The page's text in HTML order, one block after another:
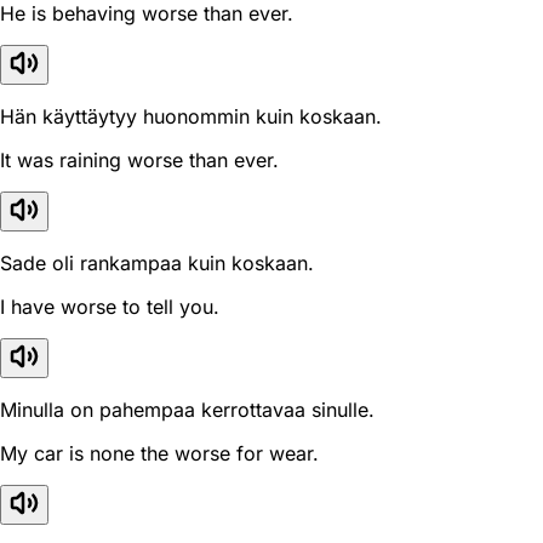
He is behaving worse than ever.
Hän käyttäytyy huonommin kuin koskaan.
It was raining worse than ever.
Sade oli rankampaa kuin koskaan.
I have worse to tell you.
Minulla on pahempaa kerrottavaa sinulle.
My car is none the worse for wear.